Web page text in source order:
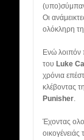
Οι
ολόκληρη τη
Ενώ λοιπόν
του Luke
χρόνια
κλέβοντας
Punisher.
Έχοντας